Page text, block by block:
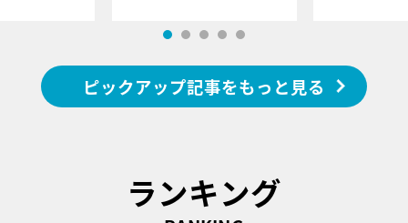
ピックアップ記事をもっと見る
ランキング